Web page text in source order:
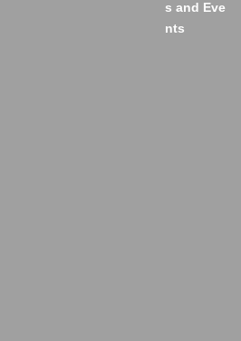
s and Eve
nts